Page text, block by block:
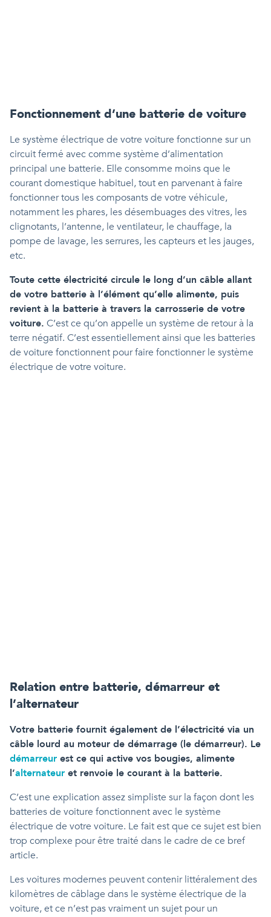
Fonctionnement d’une batterie de voiture
Le système électrique de votre voiture fonctionne sur un
circuit fermé avec comme système d’alimentation
principal une batterie. Elle consomme moins que le
courant domestique habituel, tout en parvenant à faire
fonctionner tous les composants de votre véhicule,
notamment les phares, les désembuages des vitres, les
clignotants, l’antenne, le ventilateur, le chauffage, la
pompe de lavage, les serrures, les capteurs et les jauges,
etc.
Toute cette électricité circule le long d’un câble allant
de votre batterie à l’élément qu’elle alimente, puis
revient à la batterie à travers la carrosserie de votre
voiture. C’est ce qu’on appelle un système de retour à la
terre négatif. C’est essentiellement ainsi que les batteries
de voiture fonctionnent pour faire fonctionner le système
électrique de votre voiture.
Relation entre batterie, démarreur et
l’alternateur
Votre batterie fournit également de l’électricité via un
câble lourd au moteur de démarrage (le démarreur). Le
démarreur est ce qui active vos bougies, alimente
l’alternateur et renvoie le courant à la batterie.
C’est une explication assez simpliste sur la façon dont les
batteries de voiture fonctionnent avec le système
électrique de votre voiture. Le fait est que ce sujet est bien
trop complexe pour être traité dans le cadre de ce bref
article.
Les voitures modernes peuvent contenir littéralement des
kilomètres de câblage dans le système électrique de la
voiture, et ce n’est pas vraiment un sujet pour un